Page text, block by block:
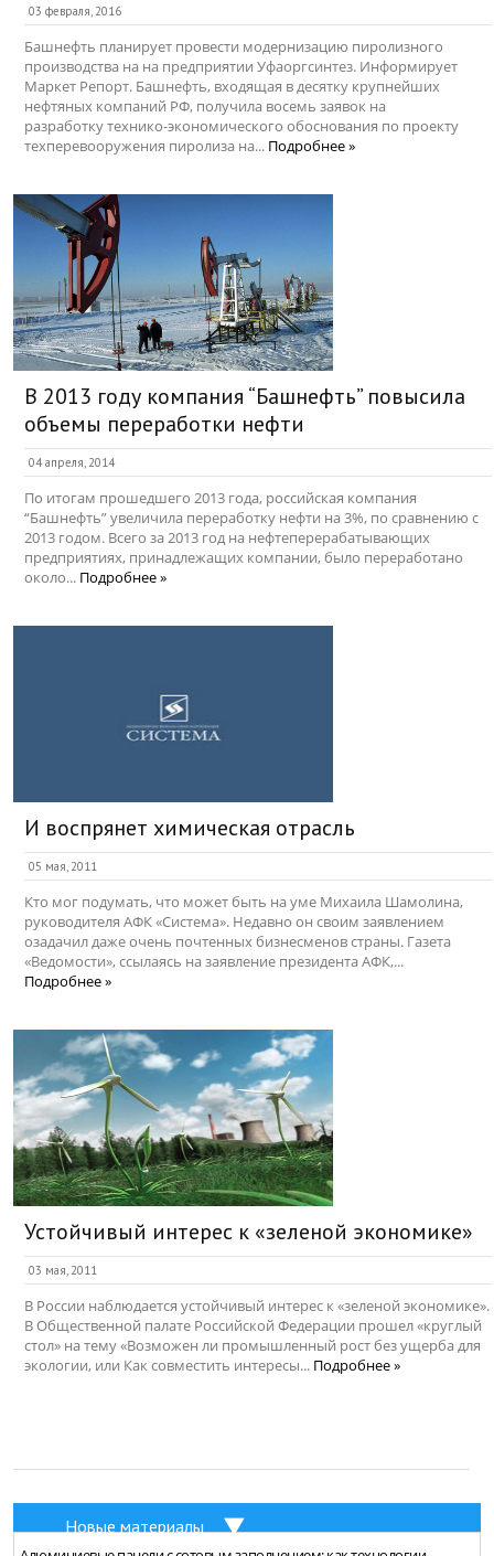
03 февраля, 2016
Башнефть планирует провести модернизацию пиролизного
производства на на предприятии Уфаоргсинтез. Информирует
Маркет Репорт. Башнефть, входящая в десятку крупнейших
нефтяных компаний РФ, получила восемь заявок на
разработку технико-экономического обоснования по проекту
техперевооружения пиролиза на... Подробнее »
В 2013 году компания “Башнефть” повысила
объемы переработки нефти
04 апреля, 2014
По итогам прошедшего 2013 года, российская компания
“Башнефть” увеличила переработку нефти на 3%, по сравнению с
2013 годом. Всего за 2013 год на нефтеперерабатывающих
предприятиях, принадлежащих компании, было переработано
около... Подробнее »
И воспрянет химическая отрасль
05 мая, 2011
Кто мог подумать, что может быть на уме Михаила Шамолина,
руководителя АФК «Система». Недавно он своим заявлением
озадачил даже очень почтенных бизнесменов страны. Газета
«Ведомости», ссылаясь на заявление президента АФК,...
Подробнее »
Устойчивый интерес к «зеленой экономике»
03 мая, 2011
В России наблюдается устойчивый интерес к «зеленой экономике».
В Общественной палате Российской Федерации прошел «круглый
стол» на тему «Возможен ли промышленный рост без ущерба для
экологии, или Как совместить интересы... Подробнее »
Новые материалы